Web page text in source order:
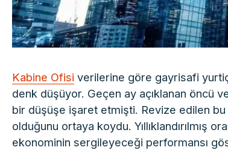
Kabine Ofisi verilerine göre gayrisafi
denk düşüyor. Geçen ay açıklanan öncü
bir düşüşe işaret etmişti. Revize edilen
olduğunu ortaya koydu. Yıllıklandırılmış
ekonominin sergileyeceği performansı